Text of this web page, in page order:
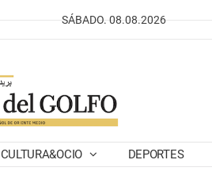
SÁBADO. 08.08.2026
CULTURA&OCIO DEPORTES